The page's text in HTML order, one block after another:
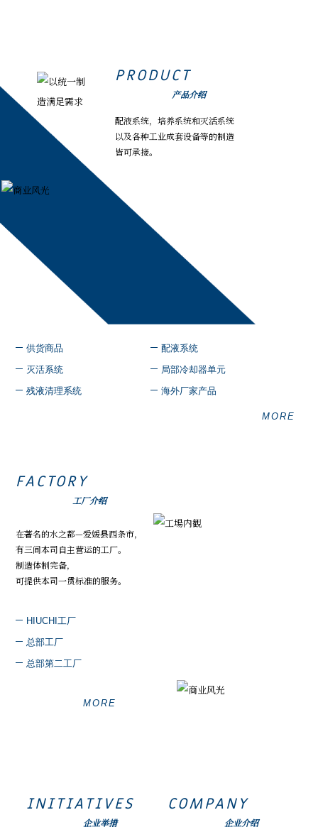
PRODUCT
产品介绍
配液系统，培养系统和灭活系统
以及各种工业成套设备等的制造
皆可承接。
供货商品
配液系统
灭活系统
局部冷却器单元
残液清理系统
海外厂家产品
MORE
FACTORY
工厂介绍
在著名的水之都—爱媛县西条市，
有三间本司自主营运的工厂。
制造体制完备，
可提供本司一贯标准的服务。
HIUCHI工厂
总部工厂
总部第二工厂
MORE
INITIATIVES
企业举措
COMPANY
企业介绍